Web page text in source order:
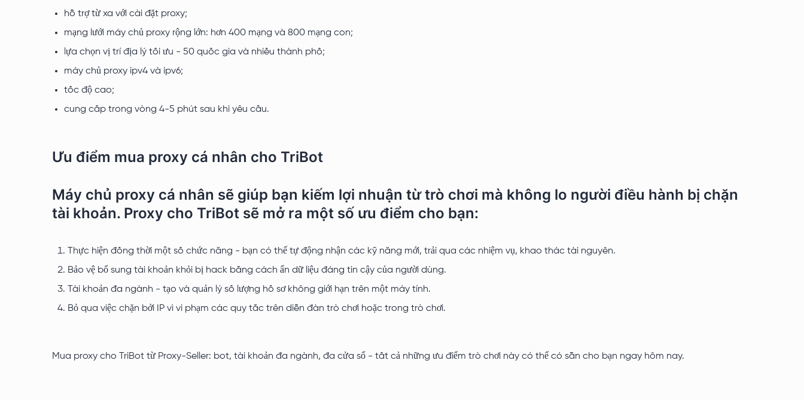
hỗ trợ từ xa với cài đặt proxy;
mạng lưới máy chủ proxy rộng lớn: hơn 400 mạng và 800 mạng con;
lựa chọn vị trí địa lý tối ưu - 50 quốc gia và nhiều thành phố;
máy chủ proxy ipv4 và ipv6;
tốc độ cao;
cung cấp trong vòng 4-5 phút sau khi yêu cầu.
Ưu điểm mua proxy cá nhân cho TriBot
Máy chủ proxy cá nhân sẽ giúp bạn kiếm lợi nhuận từ trò chơi mà không lo người điều hành bị chặn
tài khoản. Proxy cho TriBot sẽ mở ra một số ưu điểm cho bạn:
Thực hiện đồng thời một số chức năng - bạn có thể tự động nhận các kỹ năng mới, trải qua các nhiệm vụ, khao thác tài nguyên.
Bảo vệ bổ sung tài khoản khỏi bị hack bằng cách ẩn dữ liệu đáng tin cậy của người dùng.
Tài khoản đa ngành - tạo và quản lý số lượng hồ sơ không giới hạn trên một máy tính.
Bỏ qua việc chặn bởi IP vì vi phạm các quy tắc trên diễn đàn trò chơi hoặc trong trò chơi.
Mua proxy cho TriBot từ Proxy-Seller: bot, tài khoản đa ngành, đa cửa sổ - tất cả những ưu điểm trò chơi này có thể có sẵn cho bạn ngay hôm nay.